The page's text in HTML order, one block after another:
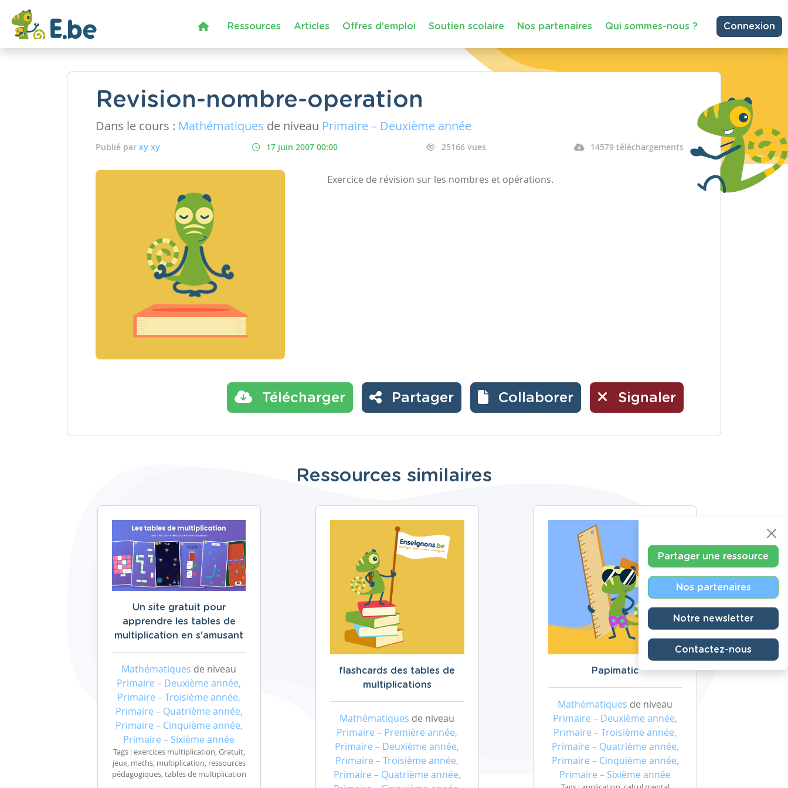
Ressources Articles Offres d'emploi Soutien scolaire Nos partenaires Qui sommes-nous ? Connexion
Revision-nombre-operation
Dans le cours : Mathématiques de niveau Primaire – Deuxième année
Publié par xy xy 17 juin 2007 00:00 25166 vues 14579 téléchargements
Exercice de révision sur les nombres et opérations.
Télécharger Partager Collaborer Signaler
Ressources similaires
Un site gratuit pour
apprendre les tables de
multiplication en s'amusant
Mathématiques de niveau
Primaire – Deuxième année,
Primaire – Troisième année,
Primaire – Quatrième année,
Primaire – Cinquième année,
Primaire – Sixième année
Tags : exercices multiplication, Gratuit,
jeux, maths, multiplication, ressources
pédagogiques, tables de multiplication
flashcards des tables de
multiplications
Mathématiques de niveau
Primaire – Première année,
Primaire – Deuxième année,
Primaire – Troisième année,
Primaire – Quatrième année,
Papimatic
Mathématiques de niveau
Primaire – Deuxième année,
Primaire – Troisième année,
Primaire – Quatrième année,
Primaire – Cinquième année,
Primaire – Sixième année
Partager une ressource
Nos partenaires
Notre newsletter
Contactez-nous